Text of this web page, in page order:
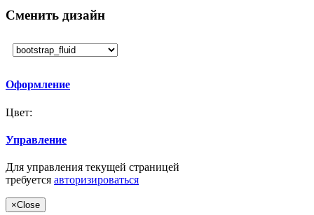
Сменить дизайн
Оформление
Цвет:
Управление
Для управления текущей страницей
требуется авторизироваться
×Close